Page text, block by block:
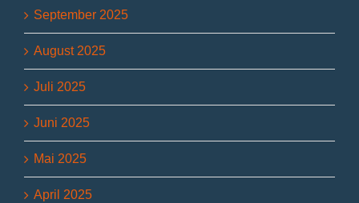
September 2025
August 2025
Juli 2025
Juni 2025
Mai 2025
April 2025